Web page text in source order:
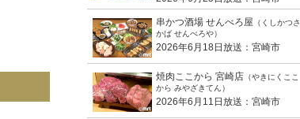
串かつ酒場 せんべろ屋 （くしかつさ
かば せんべろや）
2026年6月18日放送：宮崎市
焼肉ここから 宮崎店 （やきにくここ
から みやざきてん）
2026年6月11日放送：宮崎市